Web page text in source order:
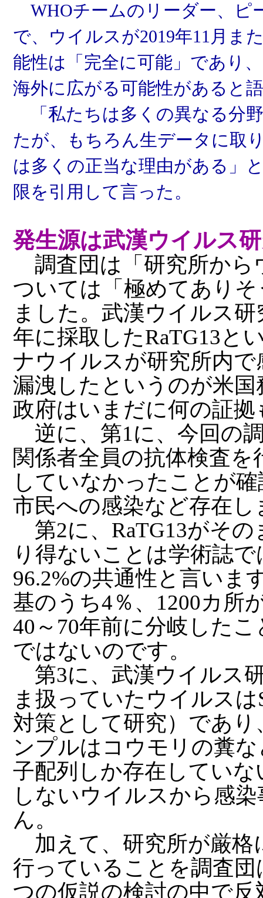
WHOチームのリーダー、ピ
で、ウイルスが2019年11月ま
能性は「完全に可能」であり
海外に広がる可能性があると
「私たちは多くの異なる分
たが、もちろん生データに取
は多くの正当な理由がある」
限を引用して言った。
発生源は武漢ウイルス
調査団は「研究所から
ついては「極めてあり
ました。武漢ウイルス
年に採取したRaTG13と
ナウイルスが研究所内
漏洩したというのが米
政府はいまだに何の証
逆に、第1に、今回の
関係者全員の抗体検査
していなかったことが
市民への感染など存在し
第2に、RaTG13がそ
り得ないことは学術誌
96.2%の共通性と言いま
基のうち4％、1200カ所
40～70年前に分岐した
ではないのです。
第3に、武漢ウイルス
ま扱っていたウイルス
対策として研究）であり
ンプルはコウモリの糞
子配列しか存在してい
しないウイルスから感
ん。
加えて、研究所が厳格
行っていることを調査
つの仮説の検討の中で